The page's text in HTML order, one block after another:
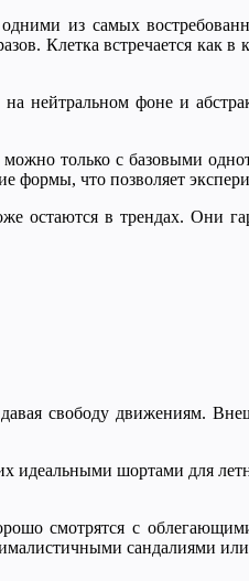
из самых
Клетка встречается как в
нейтральном фоне и
только с базовыми
формы, что позволяет
остаются в трендах. Они
свободу движениям.
идеальными шортами для
смотрятся с
сандалиями